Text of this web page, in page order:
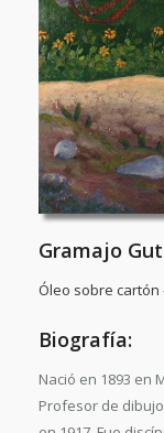
Gramajo
Óleo sobre cartón
Biografía:
Nació en 1893 en
Profesor de